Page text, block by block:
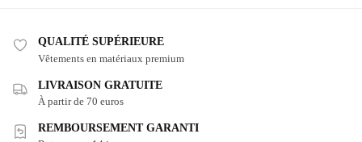
QUALITÉ SUPÉRIEURE
Vêtements en matériaux premium
LIVRAISON GRATUITE
À partir de 70 euros
REMBOURSEMENT GARANTI